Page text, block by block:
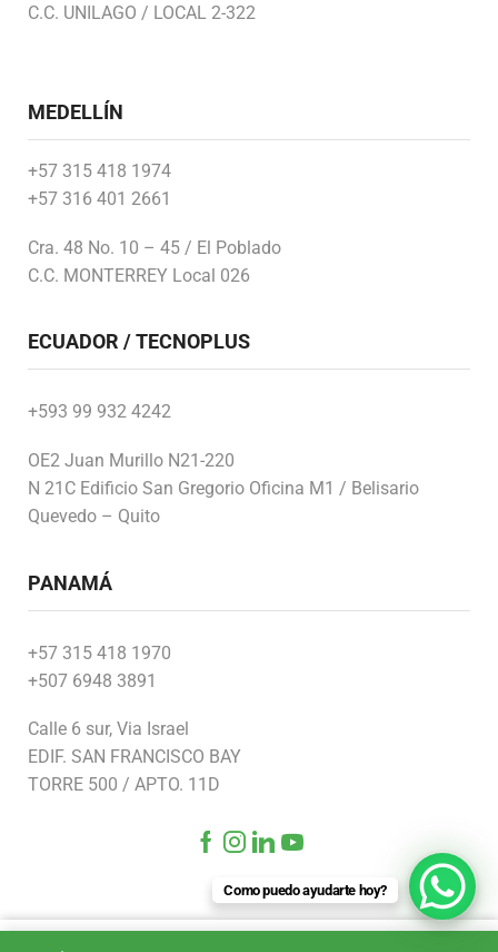
C.C. UNILAGO / LOCAL 2-322
MEDELLÍN
+57 315 418 1974
+57 316 401 2661
Cra. 48 No. 10 – 45 / El Poblado
C.C. MONTERREY Local 026
ECUADOR / TECNOPLUS
+593 99 932 4242
OE2 Juan Murillo N21-220
N 21C Edificio San Gregorio Oficina M1 / Belisario
Quevedo – Quito
PANAMÁ
+57 315 418 1970
+507 6948 3891
Calle 6 sur, Via Israel
EDIF. SAN FRANCISCO BAY
TORRE 500 / APTO. 11D
Como puedo ayudarte hoy?